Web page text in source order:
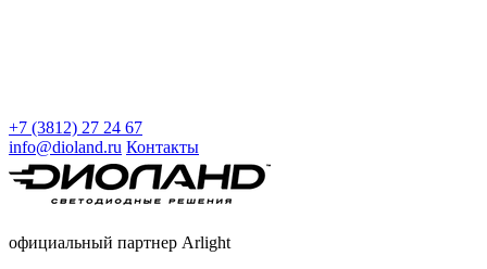
+7 (3812) 27 24 67
info@dioland.ru Контакты
официальный партнер Arlight